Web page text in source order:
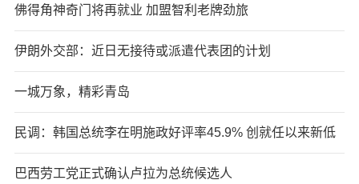
佛得角神奇门将再就业 加盟智利老牌劲旅
伊朗外交部：近日无接待或派遣代表团的计划
一城万象，精彩青岛
民调：韩国总统李在明施政好评率45.9% 创就任以来新低
巴西劳工党正式确认卢拉为总统候选人